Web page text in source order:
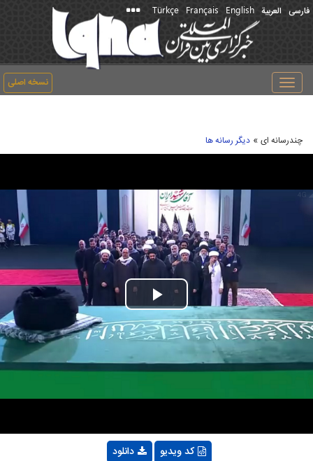
فارسی العربیة English
Français
Türkçe
نسخه اصلی
Toggle
navigation
چندرسانه ای » دیگر رسانه ها
Play
Video
کد ویدیو دانلود